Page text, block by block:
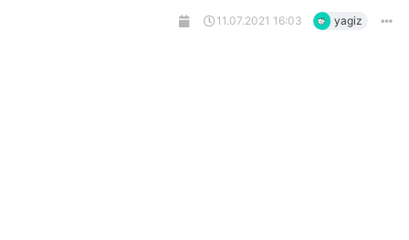
11.07.2021 16:03 yagiz